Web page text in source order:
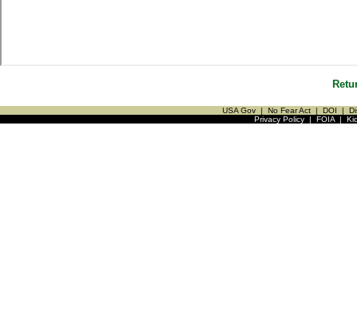
USA Gov | No Fear Act | DOI |
Privacy Policy| FOIA|